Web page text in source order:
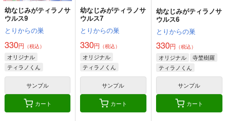
サンプル サンプル
角と板と魔法記師6
とりからの巣
（税込）
オリジナル
ベル・メリオン
○○を撫でるだけの簡
単なお仕事（3）
とりからの巣
330円（税込）
オリジナル
瀬川なでる
幡布れい
○○を撫でるだけの簡
単なお仕事（2）
とりからの巣
330円（税込）
オリジナル
瀬川なでる
幡布れい
幼なじみがティラノサ
ウルス9
とりからの巣
330円 （税込）
オリジナル
ティラノくん
寺埜樹羅
サンプル
カート
幼なじみがティラノサ
ウルス7
とりからの巣
330円 （税込）
オリジナル
ティラノくん
寺埜樹羅
サンプル
カート
幼なじみがティラノサ
ウルス6
とりからの巣
330円 （税込）
オリジナル
寺埜樹羅
ティラノくん
サンプル
カート